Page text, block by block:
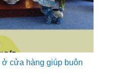
cửa hàng giúp buôn